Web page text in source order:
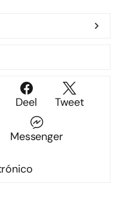
Deel Tweet
Messenger